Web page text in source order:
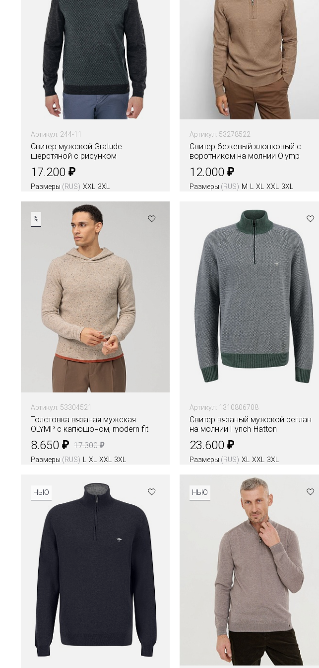
Артикул: 244-11
Свитер мужской Gratude
шерстяной с рисунком
17.200 ₽
Размеры (RUS) XXL 3XL
Артикул: 53278522
Свитер бежевый хлопковый с
воротником на молнии Olymp
12.000 ₽
Размеры (RUS) M XL XXL
3XL
%
Артикул: 53304521
Толстовка вязаная мужская
OLYMP с капюшоном, modern fit
8.650 ₽ 17.300₽
Размеры (RUS) XL XXL
3XL
Артикул: 1310806708
Свитер вязаный мужской реглан
на молнии Fynch-Hatton
23.600 ₽
Размеры (RUS) XL XXL 3XL
НЬЮ НЬЮ